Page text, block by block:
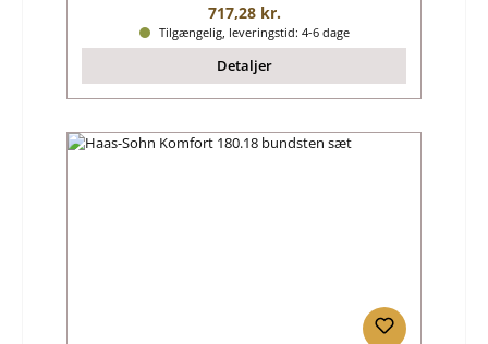
Almindelig pris:
717,28 kr.
Tilgængelig, leveringstid: 4-6 dage
Detaljer